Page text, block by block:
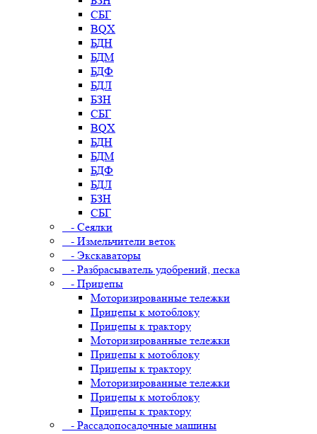
СБГ
BQX
БДН
БДМ
БДФ
БДЛ
БЗН
СБГ
BQX
БДН
БДМ
БДФ
БДЛ
БЗН
СБГ
- Сеялки
- Измельчители веток
- Экскаваторы
- Разбрасыватель удобрений, песка
- Прицепы
Моторизированные тележки
Прицепы к мотоблоку
Прицепы к трактору
Моторизированные тележки
Прицепы к мотоблоку
Прицепы к трактору
Моторизированные тележки
Прицепы к мотоблоку
Прицепы к трактору
- Рассадопосадочные машины